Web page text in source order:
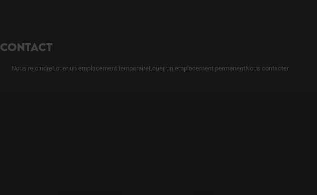
CONTACT
Nous rejoindreLouer un emplacement temporaireLouer un emplacement permanentNous contacter